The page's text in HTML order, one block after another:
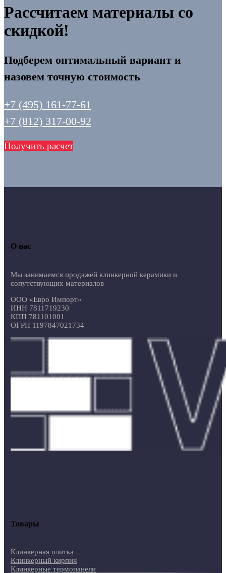
Рассчитаем материалы со
скидкой!
Подберем оптимальный вариант и
назовем точную стоимость
+7 (495) 161-77-61
+7 (812) 317-00-92
Получить расчет
О нас
Мы занимаемся продажей клинкерной керамики и
сопутствующих материалов
ООО «Евро Импорт»
ИНН 7811719230
КПП 781101001
ОГРН 1197847021734
Товары
Клинкерная плитка
Клинкерный кирпич
Клинкерные термопанели